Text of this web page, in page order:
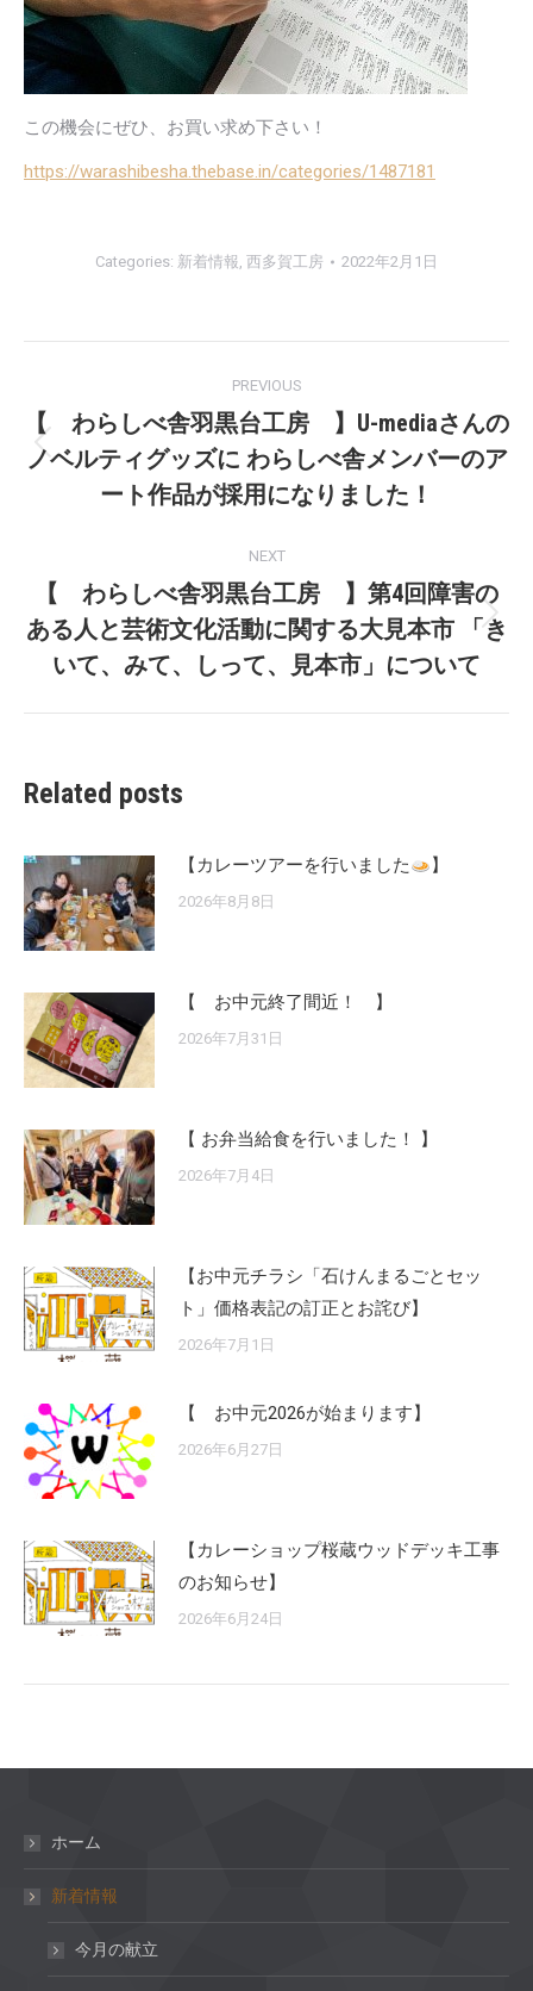
この機会にぜひ、お買い求め下さい！
https://warashibesha.thebase.in/categories/1487181
Categories: 新着情報, 西多賀工房 2022年2月1日
navigation
PREVIOUS
Previous
post:
【 わらしべ舎羽黒台工房 】U-mediaさんの
ノベルティグッズに わらしべ舎メンバーのア
ート作品が採用になりました！
NEXT
Next
post:
【 わらしべ舎羽黒台工房 】第4回障害の
ある人と芸術文化活動に関する大見本市 「き
いて、みて、しって、見本市」について
Related posts
【カレーツアーを行いました 】
2026年8月8日
【 お中元終了間近！ 】
2026年7月31日
【 お弁当給食を行いました！ 】
2026年7月4日
【お中元チラシ「石けんまるごとセッ
ト」価格表記の訂正とお詫び】
2026年7月1日
【 お中元2026が始まります】
2026年6月27日
【カレーショップ桜蔵ウッドデッキ工事
のお知らせ】
2026年6月24日
ホーム
新着情報
今月の献立